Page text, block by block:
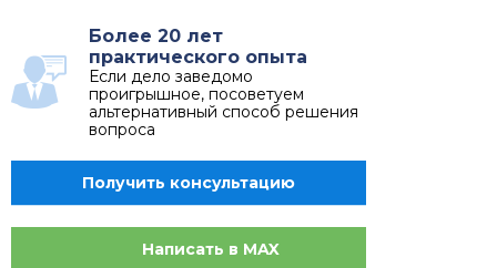
Более 20 лет
практического опыта
Если дело заведомо
проигрышное, посоветуем
альтернативный способ решения
вопроса
Получить консультацию
Написать в MAX